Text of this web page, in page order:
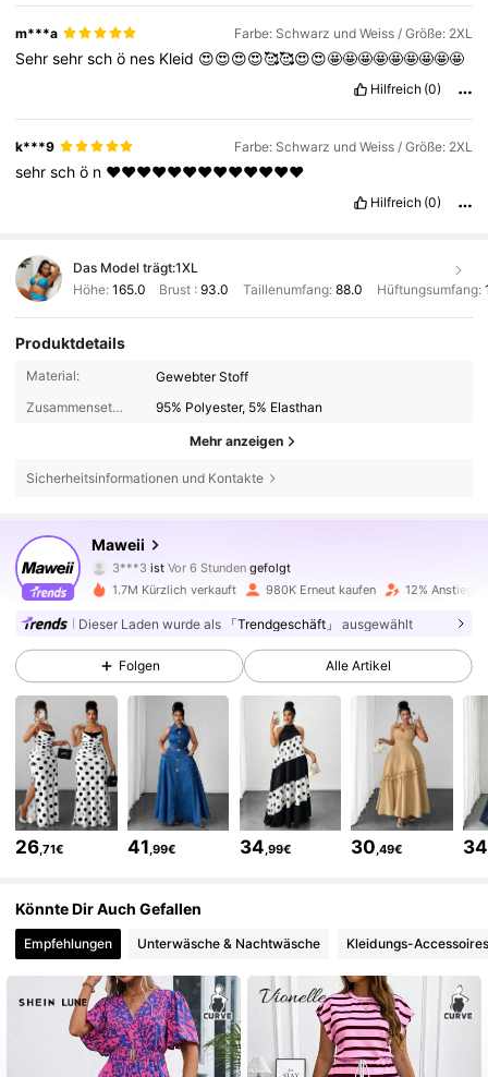
m***a Farbe: Schwarz und Weiss / Größe: 2XL
Sehrsehrschö nes Kleid 😍😍😍😍🥰🥰😍😍🤩🤩🤩🤩🤩🤩🤩🤩🤩
Hilfreich (0)
k***9 Farbe: Schwarz und Weiss / Größe: 2XL
sehrschö n ❤️❤️❤️❤️❤️❤️❤️❤️❤️❤️❤️❤️❤️
Hilfreich (0)
Das Model trägt:1XL
Höhe: 165.0 Brust :93.0 Taillenumfang: 88.0 Hüftungsumfang:
Produktdetails
Material:
Gewebter Stoff
Zusammensetzung:
95% Polyester, 5% Elasthan
Mehr anzeigen
Sicherheitsinformationen und Kontakte
Maweii
3***3 ist
a***2ist am Durchsuchen
4,78
350K Follower
4,78 350K Follower
4,78 350K Follower
4,78 350K Follower
4,78 350K Follower
4,78 350K Follower
1.7M Kürzlich verkauft 980K Erneut kaufen 12% Anstieg
Dieser Laden wurde als 「Trendgeschäft」 ausgewählt
Folgen Alle Artikel
26 ,71€ 41 ,99€ 34 ,99€ 30 ,49€ 34
Könnte Dir Auch Gefallen
Empfehlungen Unterwäsche & Nachtwäsche Kleidungs-Accessoires